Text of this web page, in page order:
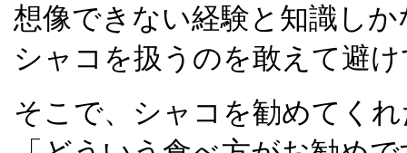
想像できない経験と知識し
シャコを扱うのを敢えて避
そこで、シャコを勧めてく